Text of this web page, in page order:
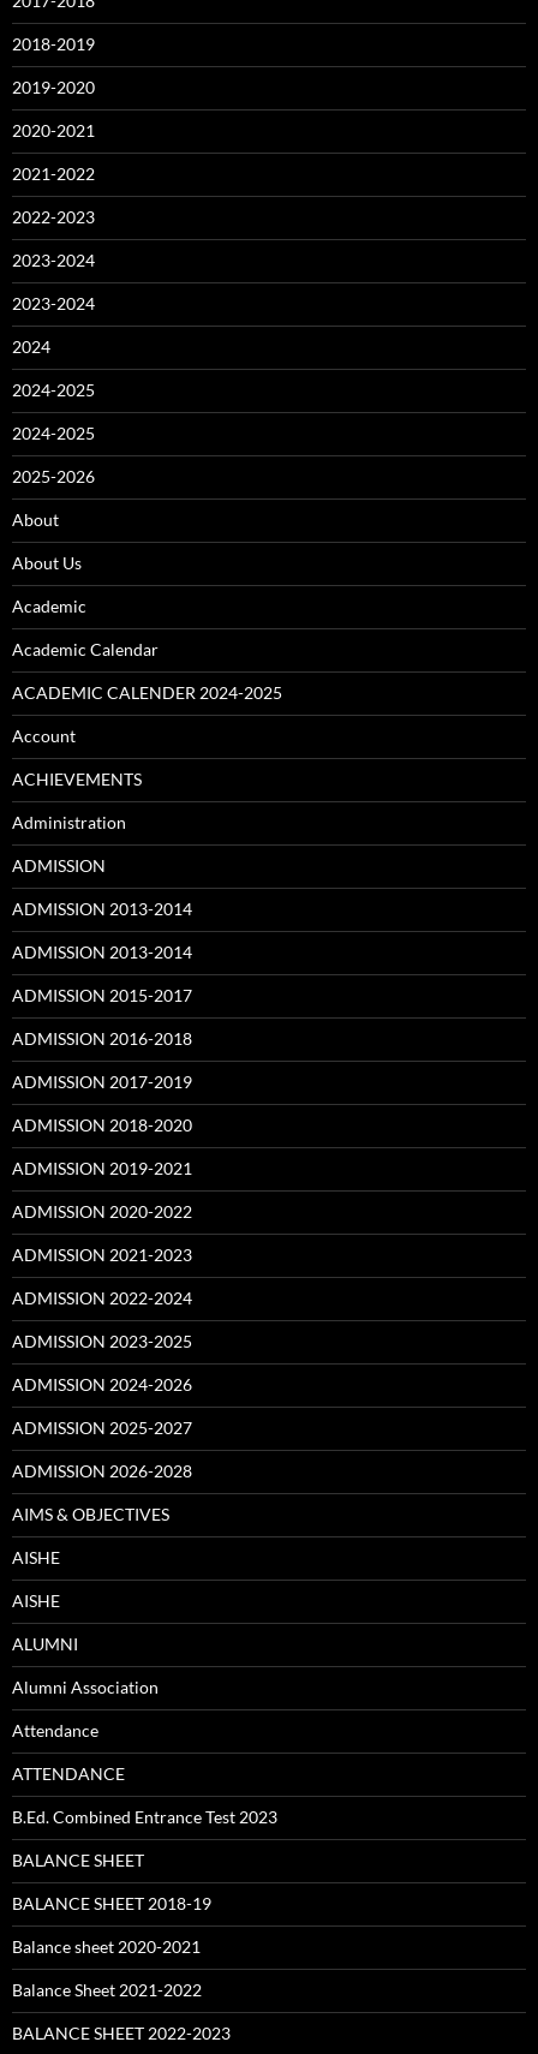
2018-2019
2019-2020
2020-2021
2021-2022
2022-2023
2023-2024
2023-2024
2024
2024-2025
2024-2025
2025-2026
About
About Us
Academic
Academic Calendar
ACADEMIC CALENDER 2024-2025
Account
ACHIEVEMENTS
Administration
ADMISSION
ADMISSION 2013-2014
ADMISSION 2013-2014
ADMISSION 2015-2017
ADMISSION 2016-2018
ADMISSION 2017-2019
ADMISSION 2018-2020
ADMISSION 2019-2021
ADMISSION 2020-2022
ADMISSION 2021-2023
ADMISSION 2022-2024
ADMISSION 2023-2025
ADMISSION 2024-2026
ADMISSION 2025-2027
ADMISSION 2026-2028
AIMS & OBJECTIVES
AISHE
AISHE
ALUMNI
Alumni Association
Attendance
ATTENDANCE
B.Ed. Combined Entrance Test 2023
BALANCE SHEET
BALANCE SHEET 2018-19
Balance sheet 2020-2021
Balance Sheet 2021-2022
BALANCE SHEET 2022-2023